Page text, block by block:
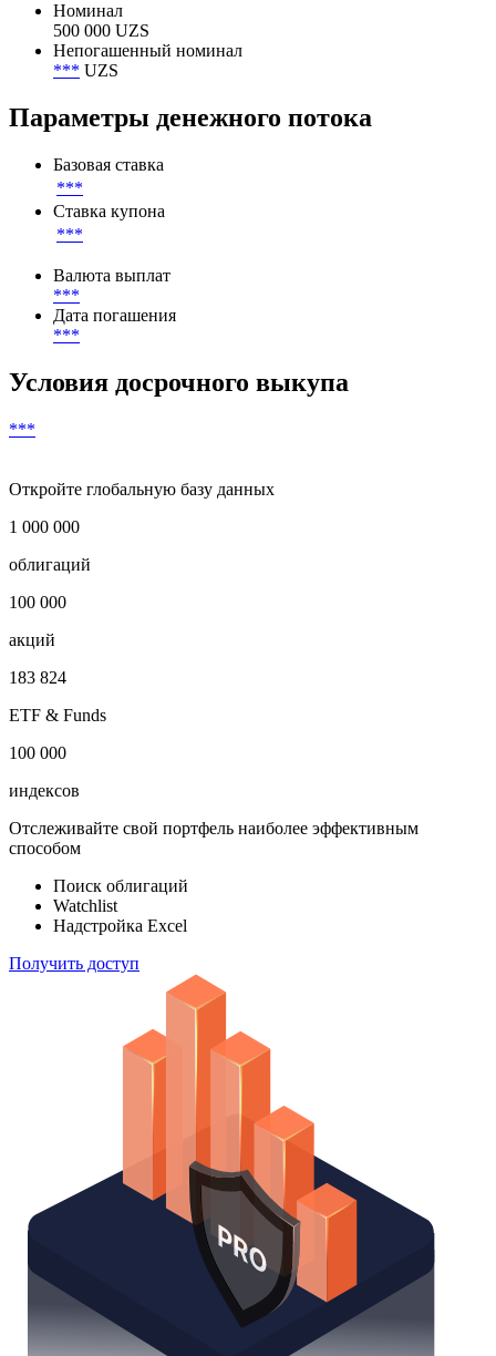
Номинал
500 000 UZS
Непогашенный номинал
*** UZS
Параметры денежного потока
Базовая ставка
***
Ставка купона
***
Валюта выплат
***
Дата погашения
***
Условия досрочного выкупа
***
Откройте глобальную базу данных
1 000 000
облигаций
100 000
акций
183 824
ETF & Funds
100 000
индексов
Отслеживайте свой портфель наиболее эффективным
способом
Поиск облигаций
Watchlist
Надстройка Excel
Получить доступ